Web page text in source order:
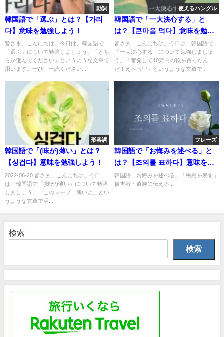
動詞
韓国語で「選ぶ」とは？【가리
다】意味を勉強しよう！
皆さま、こんにちは。今日は、韓国語で
「選ぶ」について勉強しましょう。「どち
らか選んでください」というような文章で
用います。ぜひ、一読ください...
使えるハングル
韓国語で「一大決心する」と
は？【큰마음 먹다】意味を勉強
しよう！
皆さま、こんにちは。今日は、韓国語で
「一大決心する」について勉強しましょ
う。「奮発して10万円の靴を買ったん
だ！えへっ♡」というような文章で...
形容詞
韓国語で「(味が)薄い」とは？
【싱겁다】意味を勉強しよう！
2022-06-20 皆さま、こんにちは。今日
は、韓国語で「(味が)薄い」について勉強
しましょう。「このスープ、薄いよ」とい
うような文章で活...
フレーズ
韓国語で「お悔みを述べる」と
は？【조의를 표하다】意味を勉
強しよう！
韓国語「お悔みを述べる」「弔意を表す」
被害者・遺族に伝える...
検索
検索